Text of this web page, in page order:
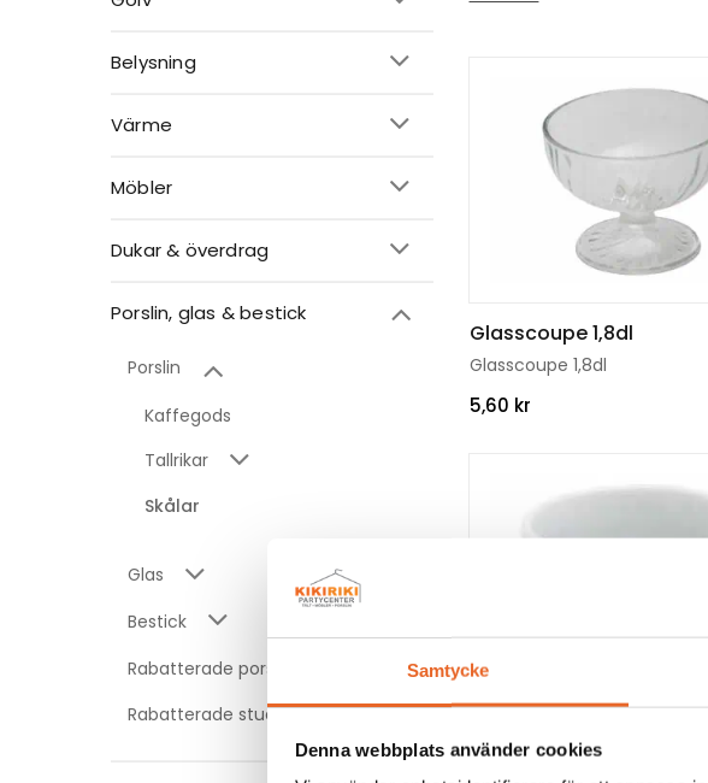
Samtycke
Denna webbplats använder cookies
Belysning
Värme
Möbler
Dukar & överdrag
Porslin, glas & bestick
Porslin
Kaffegods
Tallrikar
Skålar
Glas
Bestick
Rabatterade porslinspaket
Rabatterade studentpaket
om du letar efter en
Glasscoupe 1,8dl
Glasscoupe 1,8dl
5,60 kr
Sockerskål 1,8dl